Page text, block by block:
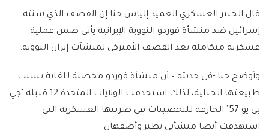
قال الخبير العسكري العميد إلياس حنا إن القصف الذي شنته
إسرائيل ضد منشأة فوردو النووية الإيرانية يأتي ضمن عملية
عسكرية متكاملة بعد القصف الأميركي لمنشآت إيران النووية.
وأوضح حنا -في حديثه – أن منشأة فوردو محصنة للغاية بسبب
طبيعتها الجبلية، لذلك استخدمت الولايات المتحدة 12 قنبلة "جي
بي يو 57" الخارقة للتحصينات في ضربتها العسكرية التي
استهدفت أيضا منشأتي نطنز وأصفهان.